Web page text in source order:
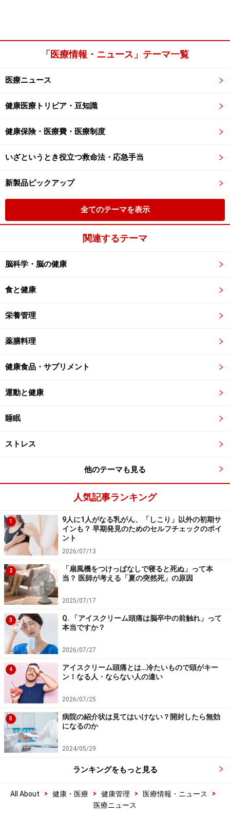
「医療情報・ニュース」テーマ一覧
医療ニュース
健康医療トリビア・豆知識
健康保険・医療費・医療制度
いざというとき役立つ救命法・応急手当
新製品ピックアップ
全てのテーマを表示
関連するテーマ
脳科学・脳の健康
食と健康
栄養管理
薬膳料理
健康食品・サプリメント
運動と健康
睡眠
ストレス
他のテーマも見る
人気記事ランキング
1
9人に1人がなる乳がん、「しこり」以外の初期サ
インも？ 早期発見のためのセルフチェックのポイ
ント
2026/07/13
2
「扇風機をつけっぱなしで寝ると死ぬ」って本
当？ 医師が考える「夏の突然死」の原因
2025/07/17
3
Q. 「アイスクリーム頭痛は脳卒中の前触れ」って
本当ですか？
2026/07/27
4
アイスクリーム頭痛とは…冷たいもので頭がキー
ン！なる人・ならない人の違い
2026/07/25
5
病院の紹介状は見てはいけない？開封したら無効
になるのか
2024/05/29
ランキングをもっと見る
All About > 健康・医療 > 健康管理 > 医療情報・ニュース
>
医療ニュース